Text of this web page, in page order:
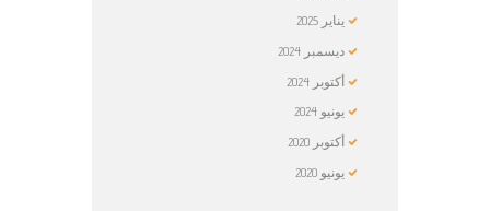
يناير2025
ديسمبر2024
أكتوبر2024
يونيو2024
أكتوبر2020
يونيو2020